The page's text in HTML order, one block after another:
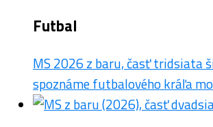
Futbal
MS 2026 z baru, časť tridsiata
spoznáme futbalového kráľa